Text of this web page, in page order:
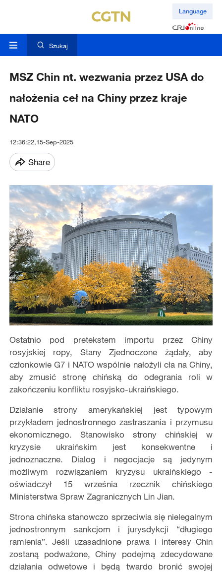
Language
Szukaj
MSZ Chin nt. wezwania przez USA do
nałożenia ceł na Chiny przez kraje
NATO
12:36:22,15-Sep-2025
Share
Ostatnio pod pretekstem importu przez Chiny
rosyjskiej ropy, Stany Zjednoczone żądały, aby
członkowie G7 i NATO wspólnie nałożyli cła na Chiny,
aby zmusić stronę chińską do odegrania roli w
zakończeniu konfliktu rosyjsko-ukraińskiego.
Działanie strony amerykańskiej jest typowym
przykładem jednostronnego zastraszania i przymusu
ekonomicznego. Stanowisko strony chińskiej w
kryzysie ukraińskim jest konsekwentne i
jednoznaczne. Dialog i negocjacje są jedynym
możliwym rozwiązaniem kryzysu ukraińskiego -
oświadczył 15 września rzecznik chińskiego
Ministerstwa Spraw Zagranicznych Lin Jian.
Strona chińska stanowczo sprzeciwia się nielegalnym
jednostronnym sankcjom i jurysdykcji “długiego
ramienia”. Jeśli uzasadnione prawa i interesy Chin
zostaną podważone, Chiny podejmą zdecydowane
działania odwetowe i będą twardo bronić swojej